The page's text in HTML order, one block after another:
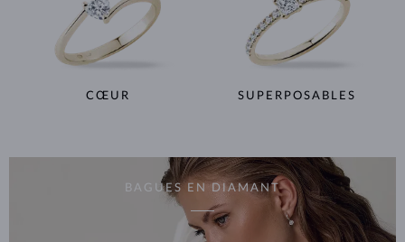
CŒUR SUPERPOSABLES
BAGUES EN DIAMANT